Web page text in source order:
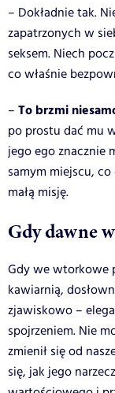
– Dokładnie tak.
zapatrzonych w
seksem. Niech
co właśnie
– To brzmi
po prostu dać mu
jego ego znacznie
samym miejscu,
małą misję.
Gdy dawne
Gdy we wtorkowe
kawiarnią,
zjawiskowo –
spojrzeniem. Nie
zmienił się od
się, jak jego